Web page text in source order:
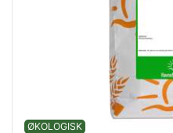
ØKOLOGISK